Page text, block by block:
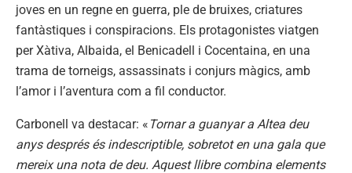
joves en un regne en guerra, ple de bruixes, criatures
fantàstiques i conspiracions. Els protagonistes viatgen
per Xàtiva, Albaida, el Benicadell i Cocentaina, en una
trama de torneigs, assassinats i conjurs màgics, amb
l’amor i l’aventura com a fil conductor.
Carbonell va destacar: « Tornar a guanyar a Altea deu
anys després és indescriptible, sobretot en una gala que
mereix una nota de deu. Aquest llibre combina elements